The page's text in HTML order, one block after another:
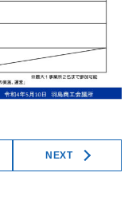
NEXT